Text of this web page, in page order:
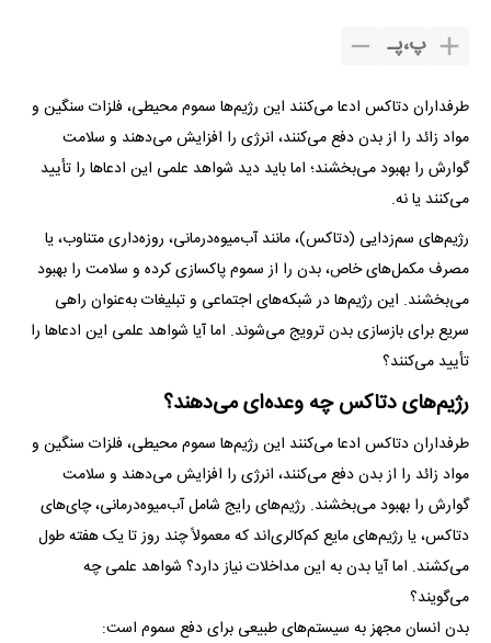
پ،پـ
طرفداران دتاکس ادعا می‌کنند این رژیم‌ها سموم محیطی، فلزات سنگین و
مواد زائد را از بدن دفع می‌کنند، انرژی را افزایش می‌دهند و سلامت
گوارش را بهبود می‌بخشند؛ اما باید دید شواهد علمی این ادعاها را تأیید
می‌کنند یا نه.
رژیم‌های سم‌زدایی (دتاکس)، مانند آب‌میوه‌درمانی، روزه‌داری متناوب، یا
مصرف مکمل‌های خاص، بدن را از سموم پاکسازی کرده و سلامت را بهبود
می‌بخشند. این رژیم‌ها در شبکه‌های اجتماعی و تبلیغات به‌عنوان راهی
سریع برای بازسازی بدن ترویج می‌شوند. اما آیا شواهد علمی این ادعاها را
تأیید می‌کنند؟
رژیم‌های دتاکس چه وعده‌ای می‌دهند؟
طرفداران دتاکس ادعا می‌کنند این رژیم‌ها سموم محیطی، فلزات سنگین و
مواد زائد را از بدن دفع می‌کنند، انرژی را افزایش می‌دهند و سلامت
گوارش را بهبود می‌بخشند. رژیم‌های رایج شامل آب‌میوه‌درمانی، چای‌های
دتاکس، یا رژیم‌های مایع کم‌کالری‌اند که معمولاً چند روز تا یک هفته طول
می‌کشند. اما آیا بدن به این مداخلات نیاز دارد؟ شواهد علمی چه
می‌گویند؟
بدن انسان مجهز به سیستم‌های طبیعی برای دفع سموم است: